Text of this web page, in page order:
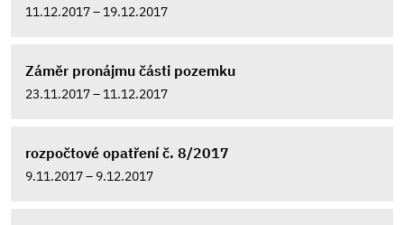
11.12.2017 – 19.12.2017
Záměr pronájmu části pozemku
23.11.2017 – 11.12.2017
rozpočtové opatření č. 8/2017
9.11.2017 – 9.12.2017